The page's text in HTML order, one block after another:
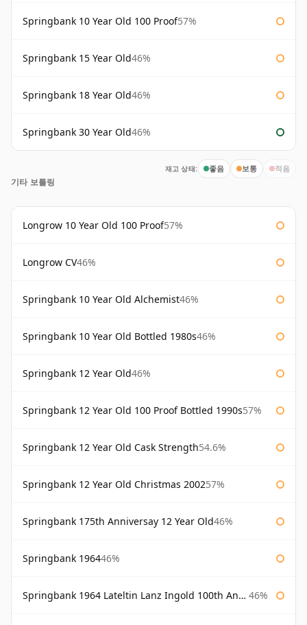
Springbank 10 Year Old 100 Proof57%
Springbank 15 Year Old46%
Springbank 18 Year Old46%
Springbank 30 Year Old46%
재고 상태: 좋음 보통 적음
기타 보틀링
Longrow 10 Year Old 100 Proof57%
Longrow CV46%
Springbank 10 Year Old Alchemist46%
Springbank 10 Year Old Bottled 1980s46%
Springbank 12 Year Old46%
Springbank 12 Year Old 100 Proof Bottled 1990s57%
Springbank 12 Year Old Cask Strength54.6%
Springbank 12 Year Old Christmas 200257%
Springbank 175th Anniversay 12 Year Old46%
Springbank 196446%
Springbank 1964 Lateltin Lanz Ingold 100th Anniversary 46%